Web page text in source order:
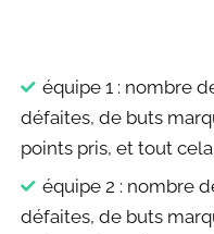
équipe 1 : nombre
défaites, de buts
points pris, et tout
équipe 2 : nombre
défaites, de buts